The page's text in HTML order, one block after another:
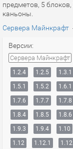
предметов, 5
каньоны.
Сервера Майнкрафт
Версии:
Сервера Майнкрафт
1.2.4
1.2.5 1.3.1
1.5.1
1.5.2 1.6.1
1.7.6
1.7.7 1.7.8
1.8.4
1.8.5 1.8.6
1.9.3
1.9.4 1.10
1.12
1.12.1